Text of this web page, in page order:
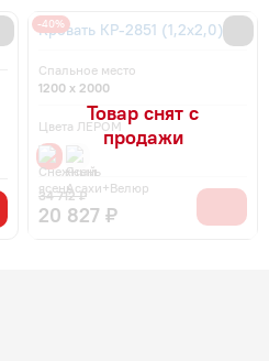
Кровать КР-2851 (1,2x2,0)
Спальное место
1200 x 2000
Цвета ЛЕРОМ
20 827 ₽
34 712 ₽
-40%